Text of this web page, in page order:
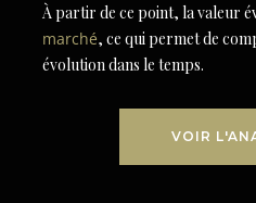
À partir de ce point, la valeur
marché, ce qui permet de
évolution dans le temps.
VOIR